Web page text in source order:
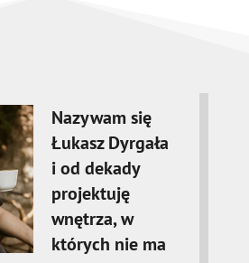
Nazywam się
Łukasz Dyrgała
i od dekady
projektuję
wnętrza, w
których nie ma